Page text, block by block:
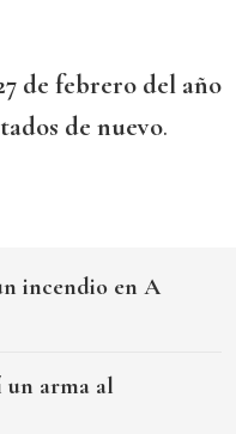
de febrero del año
de nuevo.
incendio en A
un arma al